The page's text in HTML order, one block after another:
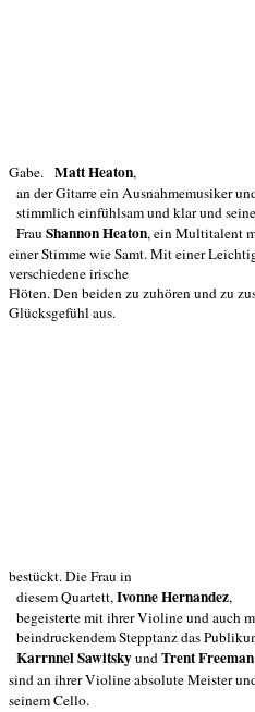
Gabe. Matt Heaton,
an der Gitarre ein Ausnahmemusiker
stimmlich einfühlsam und klar und seine
Frau Shannon Heaton, ein Multitalent
einer Stimme wie Samt. Mit einer
verschiedene irische
Flöten. Den beiden zu zuhören und zu
Glücksgefühl aus.
bestückt. Die Frau in
diesem Quartett,Ivonne Hernandez,
begeisterte mit ihrer Violine und auch
beindruckendem Stepptanz das
Karrnnel SawitskyundTrent Freeman
sind an ihrer Violine absolute Meister
seinem Cello.